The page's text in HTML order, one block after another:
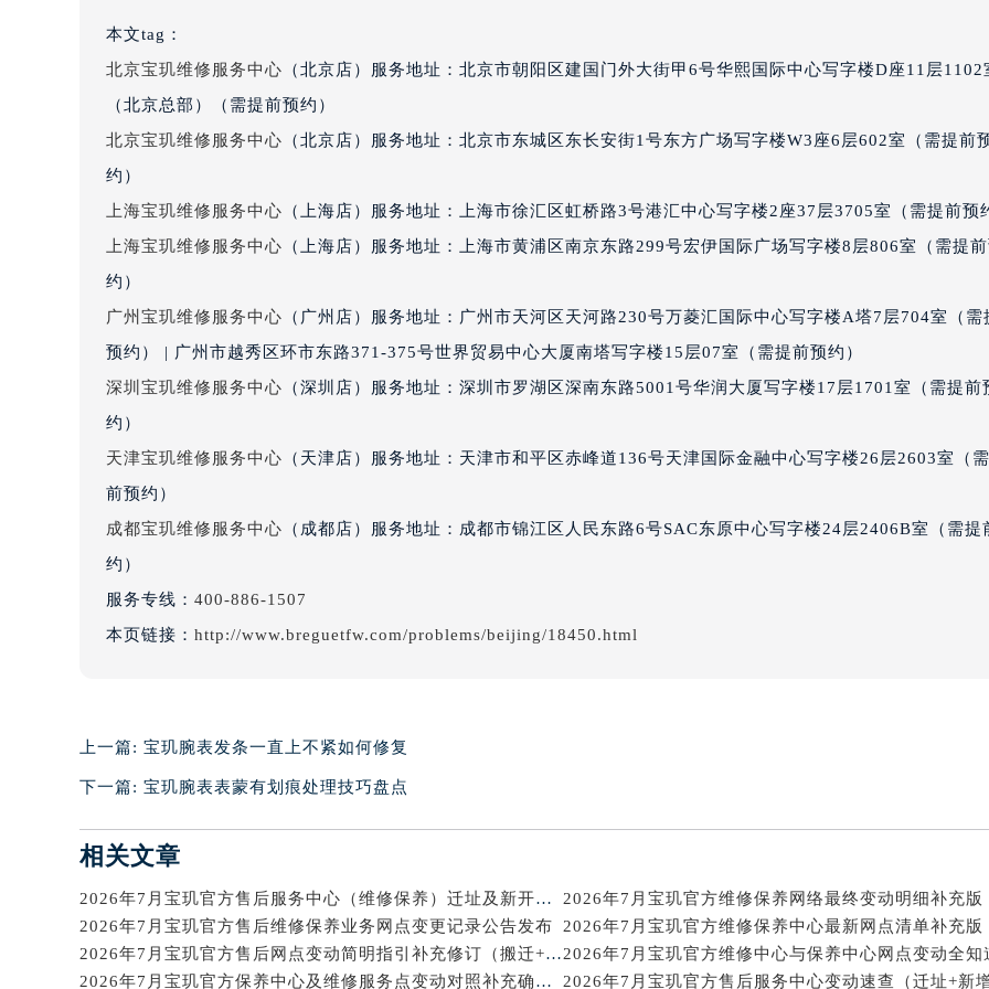
吉林省通化市东昌区环通乡江南大街宝玑售后服务中心（需提前预约）
辽宁省鞍山市铁东区站前街宝玑售后服务中心（需提前预约）
辽宁省本溪市平山区胜利路宝玑售后服务中心（需提前预约）
辽宁省丹东市振兴区七经街宝玑售后服务中心（需提前预约）
辽宁省抚顺市新抚区东一路宝玑售后服务中心（需提前预约）
辽宁省葫芦岛市连山区中央路宝玑售后服务中心（需提前预约）
辽宁省辽阳市白塔区新运大街宝玑售后服务中心（需提前预约）
辽宁省盘锦市兴隆台区石油大街宝玑售后服务中心（需提前预约）
辽宁省营口市站前区市府路与渤海大街交叉口宝玑售后服务中心（需提前预约）
辽宁省沈阳市沈河区中街路83号亨得利名表维修授权店1楼宝玑售后服务中心（需提前预约）
内蒙古自治区阿拉善盟市左旗土尔扈特大街宝玑售后服务中心（需提前预约）
内蒙古自治区赤峰市红山区哈达街宝玑售后服务中心（需提前预约）
内蒙古自治区呼伦贝尔市海拉尔区中央街宝玑售后服务中心（需提前预约）
内蒙古自治区通辽市科尔沁区明仁大街宝玑售后服务中心（需提前预约）
内蒙古自治区乌兰察布市集宁区恩和大街宝玑售后服务中心（需提前预约）
内蒙古自治区锡林郭勒盟市锡林浩特市光明街与额尔敦路交叉口宝玑售后服务中心（需提前预约）
内蒙古自治区兴安盟市乌兰浩特市兴安大街宝玑售后服务中心（需提前预约）
山西省大同市平城区迎宾街宝玑售后服务中心（需提前预约）
本文tag：
北京宝玑维修服务中心 （北京店）服务地址：北京市朝阳区建国门外大街甲6号华熙国际中心写字楼D座11层1102
（北京总部）（需提前预约）
北京宝玑维修服务中心 （北京店）服务地址：北京市东城区东长安街1号东方广场写字楼W3座6层602室（需提前
约）
上海宝玑维修服务中心 （上海店）服务地址：上海市徐汇区虹桥路3号港汇中心写字楼2座37层3705室（需提前预
上海宝玑维修服务中心 （上海店）服务地址：上海市黄浦区南京东路299号宏伊国际广场写字楼8层806室（需提前
约）
广州宝玑维修服务中心 （广州店）服务地址：广州市天河区天河路230号万菱汇国际中心写字楼A塔7层704室（需
预约） | 广州市越秀区环市东路371-375号世界贸易中心大厦南塔写字楼15层07室（需提前预约）
深圳宝玑维修服务中心 （深圳店）服务地址：深圳市罗湖区深南东路5001号华润大厦写字楼17层1701室（需提前
约）
天津宝玑维修服务中心 （天津店）服务地址：天津市和平区赤峰道136号天津国际金融中心写字楼26层2603室（
前预约）
成都宝玑维修服务中心 （成都店）服务地址：成都市锦江区人民东路6号SAC东原中心写字楼24层2406B室（需提
约）
服务专线： 400-886-1507
本页链接： http://www.breguetfw.com/problems/beijing/18450.html
上一篇: 宝玑腕表发条一直上不紧如何修复
下一篇: 宝玑腕表表蒙有划痕处理技巧盘点
相关文章
2026年7月宝玑官方售后服务中心（维修保养）迁址及新开补充最终通告
2026年7月宝玑官方售后维修保养业务网点变更记录公告发布
2026年7月宝玑官方售后网点变动简明指引补充修订（搬迁+新增）2026年7月宝玑官方维修中心与保养中心网点变动全知
2026年7月宝玑官方保养中心及维修服务点变动对照补充确认终稿文件
2026年7月宝玑官方售后服务中心变动速查（迁址+新增